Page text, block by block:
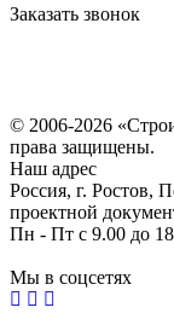
Заказать звонок
© 2006-2026
права защищены.
Наш адрес
Россия, г. Ростов,
проектной
Пн - Пт с 9.00 до
Мы в соцсетях